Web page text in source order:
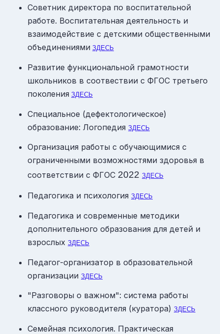
Советник директора по воспитательной
работе. Воспитательная деятельность и
взаимодействие с детскими общественными
объединениями ЗДЕСЬ
Развитие функциональной грамотности
школьников в соотвествии с ФГОС третьего
поколения ЗДЕСЬ
Специальное (дефектологическое)
образование: Логопедия ЗДЕСЬ
Организация работы с обучающимися с
ограниченными возможностями здоровья в
соответствии с ФГОС 2022 ЗДЕСЬ
Педагогика и психология ЗДЕСЬ
Педагогика и современные методики
дополнительного образования для детей и
взрослых ЗДЕСЬ
Педагог-организатор в образовательной
организации ЗДЕСЬ
"Разговоры о важном": система работы
классного руководителя (куратора) ЗДЕСЬ
Семейная психология. Практическая